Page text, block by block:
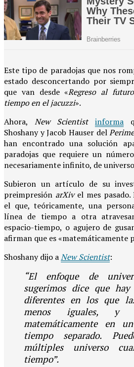
Este tipo de paradojas que nos
estado desconcertando por
que van desde «Regreso al futuro
tiempo en el jacuzzi».
Ahora, New Scientist informa
Shoshany y Jacob Hauser del
han encontrado una solución
paradojas que requiere un
necesariamente infinito, de
Subieron un artículo de su
preimpresión arXivel mes pasado.
el que, teóricamente, una
línea de tiempo a otra
espacio-tiempo, o agujero de
afirman que es «matemáticamente
Shoshany dijo aNew Scientist:
“El enfoque de
sugerimos dice que hay
diferentes en los que
menos iguales, y
matemáticamente en
tiempo separado.
múltiples universo
tiempo”.